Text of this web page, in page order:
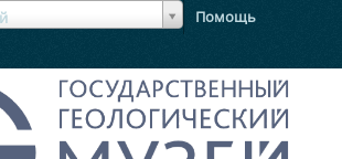
Помощь